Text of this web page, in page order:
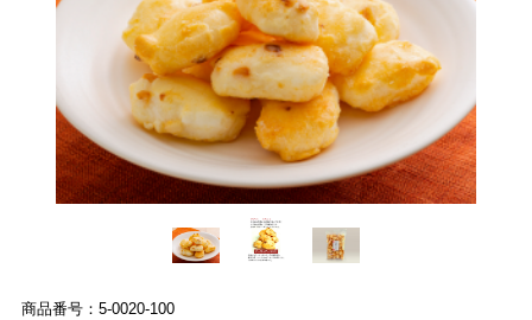
商品番号：5-0020-100